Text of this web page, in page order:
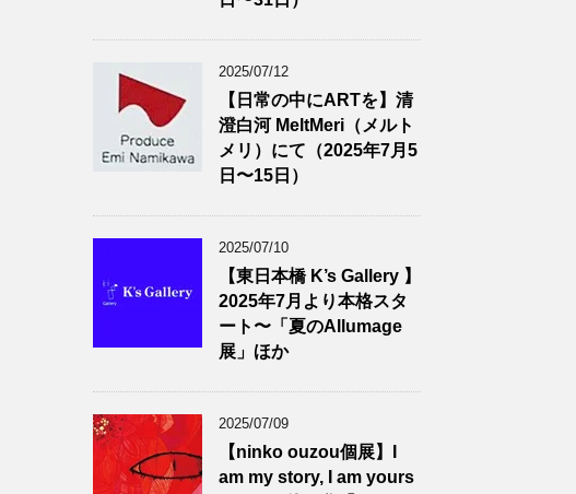
2025/07/12
【日常の中にARTを】清
澄白河 MeltMeri（メルト
メリ）にて（2025年7月5
日〜15日）
2025/07/10
【東日本橋 K’s Gallery 】
2025年7月より本格スタ
ート〜「夏のAllumage
展」ほか
2025/07/09
【ninko ouzou個展】I
am my story, I am yours